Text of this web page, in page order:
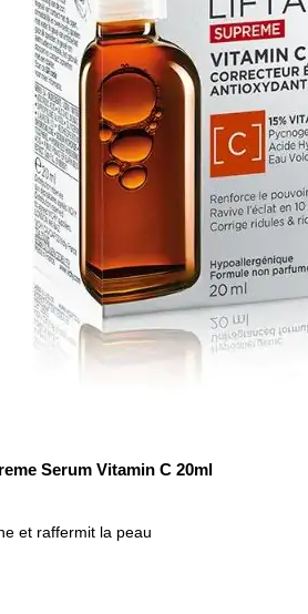
Serum Vitamin C 20ml
et raffermit la peau